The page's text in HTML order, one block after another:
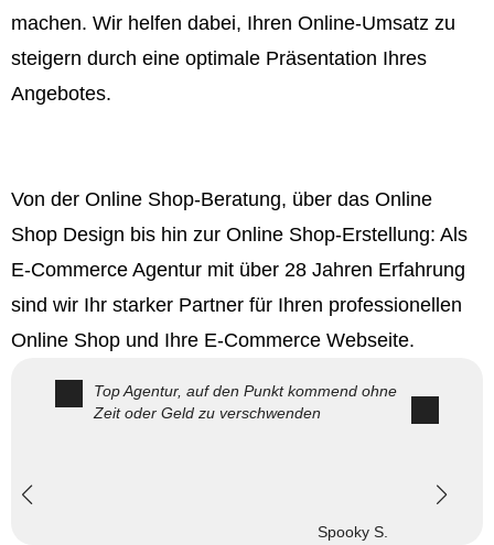
machen. Wir helfen dabei, Ihren Online-Umsatz zu
steigern durch eine optimale Präsentation Ihres
Angebotes.
Von der Online Shop-Beratung, über das Online
Shop Design bis hin zur Online Shop-Erstellung: Als
E-Commerce Agentur mit über 28 Jahren Erfahrung
sind wir Ihr starker Partner für Ihren professionellen
Online Shop und Ihre E-Commerce Webseite.
Top Agentur, auf den Punkt kommend ohne
Zeit oder Geld zu verschwenden
Spooky S.